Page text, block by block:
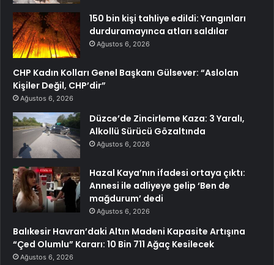
150 bin kişi tahliye edildi: Yangınları
durduramayınca atları saldılar
Ağustos 6, 2026
CHP Kadın Kolları Genel Başkanı Gülsever: “Aslolan
Kişiler Değil, CHP’dir”
Ağustos 6, 2026
Düzce’de Zincirleme Kaza: 3 Yaralı,
Alkollü Sürücü Gözaltında
Ağustos 6, 2026
Hazal Kaya’nın ifadesi ortaya çıktı:
Annesi ile adliyeye gelip ‘Ben de
mağdurum’ dedi
Ağustos 6, 2026
Balıkesir Havran’daki Altın Madeni Kapasite Artışına
“Çed Olumlu” Kararı: 10 Bin 711 Ağaç Kesilecek
Ağustos 6, 2026